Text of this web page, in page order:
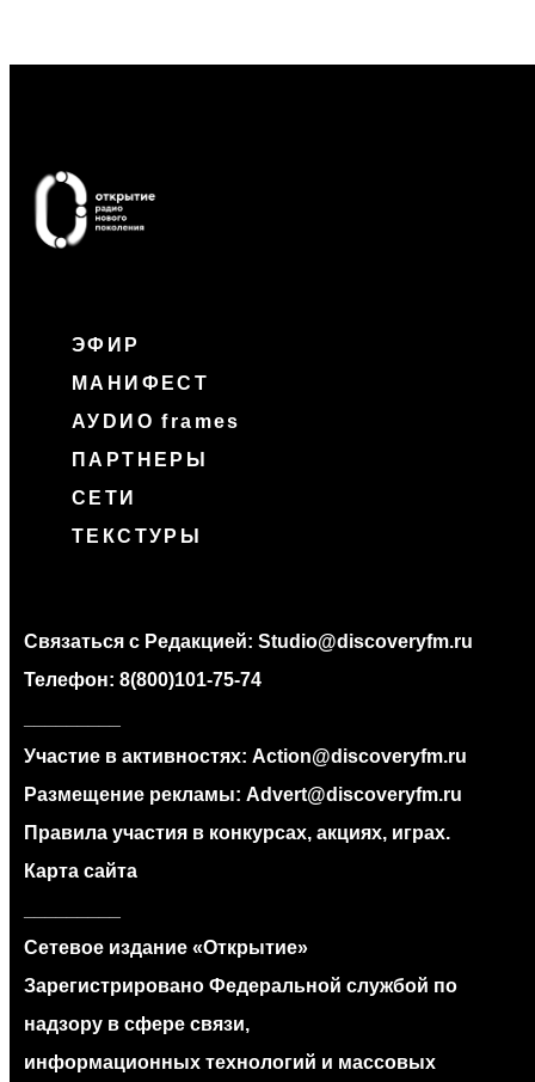
ЭФИР
МАНИФЕСТ
АУDИО frames
ПАРТНЕРЫ
СЕТИ
ТЕКСТУРЫ
Связаться с Редакцией: Studio@discoveryfm.ru
Телефон: 8(800)101-75-74
Участие в активностях: Action@discoveryfm.ru
Размещение рекламы: Advert@discoveryfm.ru
Правила участия в конкурсах, акциях, играх.
Карта сайта
Сетевое издание «Открытие»
Зарегистрировано Федеральной службой по
надзору в сфере связи,
информационных технологий и массовых